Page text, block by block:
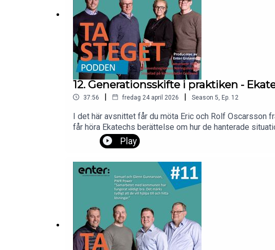
12. Generationsskifte i praktiken -
37:56 | fredag 24 april 2026 | Season 5 Ep. 12
I det här avsnittet får du möta Eric och Rolf Oscarsson
får höra Ekatechs berättelse om hur de hanterade
lärdomar de tar med sig. Samtidigt delar Almi med sig
Play